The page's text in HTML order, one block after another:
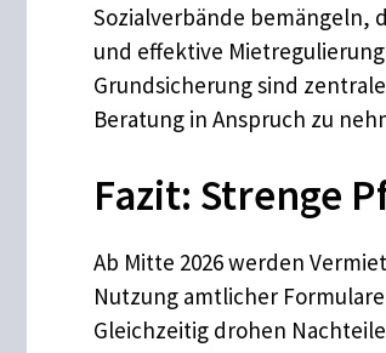
Sozialverbände bemängeln,
und effektive
Grundsicherung sind
Beratung in Anspruch zu
Fazit: Strenge
Ab Mitte 2026 werden
Nutzung amtlicher
Gleichzeitig drohen